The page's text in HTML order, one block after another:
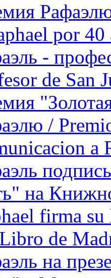
por
-
de San
/
a
на
firma
de
на